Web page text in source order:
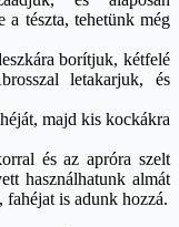
tészta, tehetünk még
borítjuk, kétfelé
letakarjuk, és
majd kis kockákra
és az apróra szelt
használhatunk almát
is adunk hozzá.